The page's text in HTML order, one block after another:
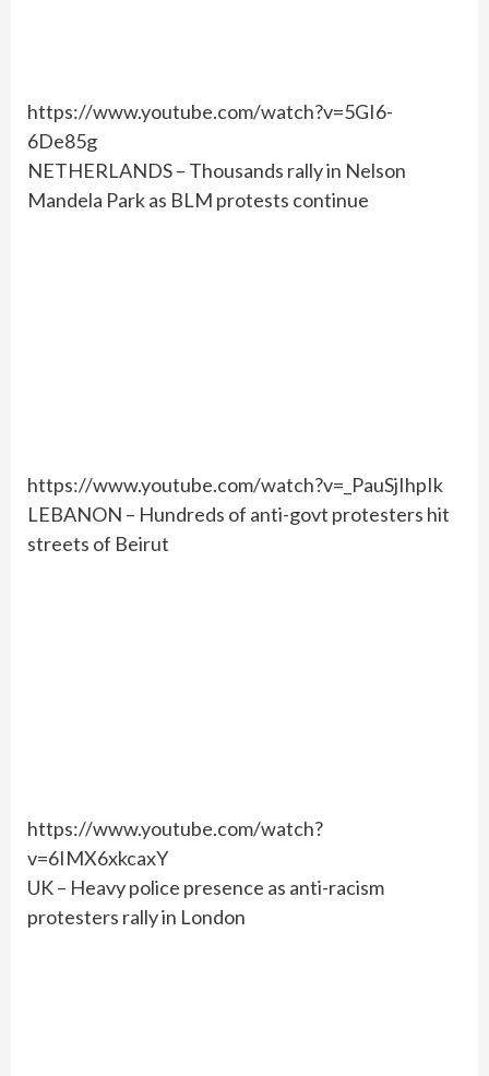
https://www.youtube.com/watch?v=5GI6-
6De85g
NETHERLANDS – Thousands rally in Nelson
Mandela Park as BLM protests continue
https://www.youtube.com/watch?v=_PauSjIhpIk
LEBANON – Hundreds of anti-govt protesters hit
streets of Beirut
https://www.youtube.com/watch?
v=6IMX6xkcaxY
UK – Heavy police presence as anti-racism
protesters rally in London